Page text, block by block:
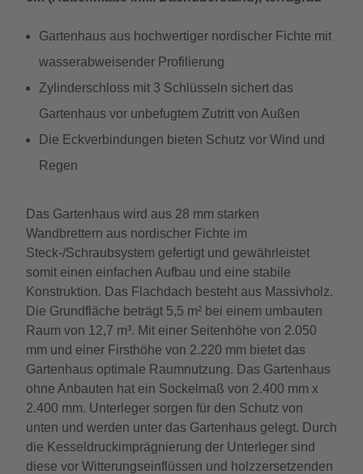
Gartenhaus aus hochwertiger nordischer Fichte mit
wasserabweisender Profilierung
Zylinderschloss mit 3 Schlüsseln sichert das
Gartenhaus vor unbefugtem Zutritt von Außen
Die Eckverbindungen bieten Schutz vor Wind und
Regen
Das Gartenhaus wird aus 28 mm starken
Wandbrettern aus nordischer Fichte im
Steck-/Schraubsystem gefertigt und gewährleistet
somit einen einfachen Aufbau und eine stabile
Konstruktion. Das Flachdach besteht aus Massivholz.
Die Grundfläche beträgt 5,5 m² bei einem umbauten
Raum von 12,7 m³. Mit einer Seitenhöhe von 2.050
mm und einer Firsthöhe von 2.220 mm bietet das
Gartenhaus optimale Raumnutzung. Das Gartenhaus
ohne Anbauten hat ein Sockelmaß von 2.400 mm x
2.400 mm. Unterleger sorgen für den Schutz von
unten und werden unter das Gartenhaus gelegt. Durch
die Kesseldruckimprägnierung der Unterleger sind
diese vor Witterungseinflüssen und holzzersetzenden